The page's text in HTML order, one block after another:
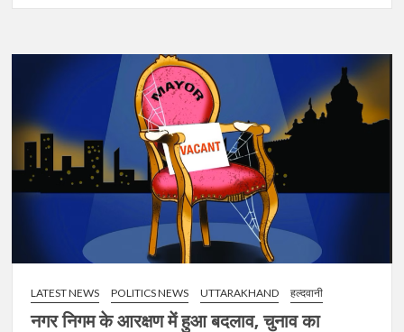
चुनाव
अधिसूचना
जारी,
23
जनवरी
को
मतदान
LATEST NEWS POLITICS NEWS UTTARAKHAND हल्दवानी
नगर निगम के आरक्षण में हुआ बदलाव, चुनाव का